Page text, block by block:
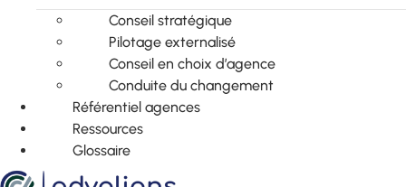
Conseil stratégique
Pilotage externalisé
Conseil en choix d’agence
Conduite du changement
Référentiel agences
Ressources
Glossaire